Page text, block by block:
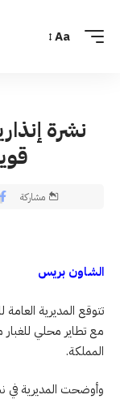
Aa
نشرة
مشاركة
الشاون بريس
تتوقع المديرية
مع تطاير محلي
المملكة.
وأوضحت المديرية في